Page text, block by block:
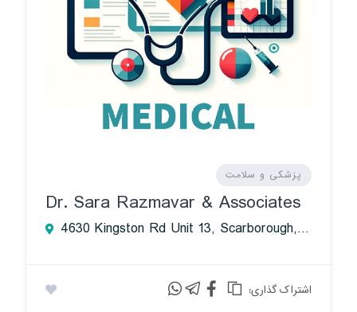
پزشکی و سلامت
Dr. Sara Razmavar & Associates
4630 Kingston Rd Unit 13, Scarborough, ON M1E 4Z4, Canada
:اشتراک گذاری